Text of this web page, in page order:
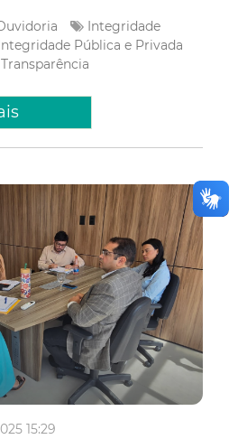
Integridade
Integridade Pública e Privada
Transparência
15:29